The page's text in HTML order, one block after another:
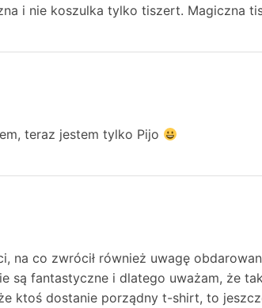
i nie koszulka tylko tiszert. Magiczna
teraz jestem tylko Pijo
na co zwrócił również uwagę
są fantastyczne i dlatego uważam, że
ktoś dostanie porządny t-shirt, to